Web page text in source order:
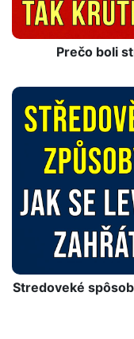
Prečo boli
Stredoveké